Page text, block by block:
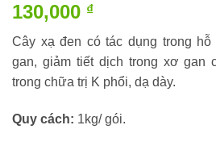
130,000 ₫
Cây xạ đen có tác dụng trong
gan, giảm tiết dịch trong xơ gan
trong chữa trị K phổi, dạ dày.
Quy cách: 1kg/ gói.